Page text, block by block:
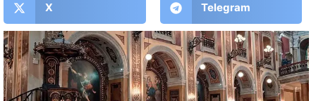
X Telegram